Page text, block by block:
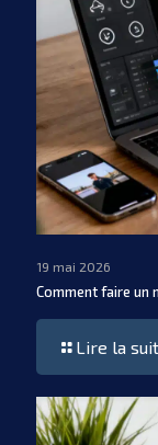
19 mai 2026
Comment faire un
Lire la